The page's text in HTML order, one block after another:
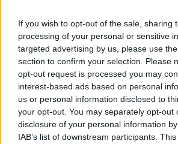
If you wish to opt-out of the sale, sharing
processing of your personal or sensitive
targeted advertising by us, please use
section to confirm your selection. Please
opt-out request is processed you may
interest-based ads based on personal
us or personal information disclosed to
your opt-out. You may separately opt-out
disclosure of your personal information
IAB’s list of downstream participants.